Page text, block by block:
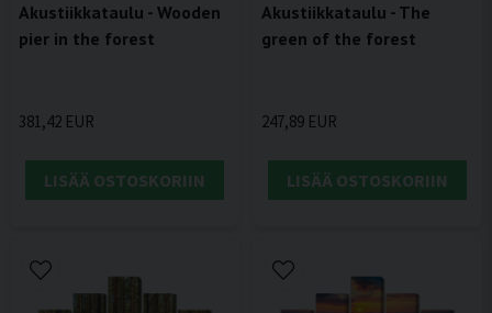
Akustiikkataulu - Wooden
pier in the forest
381,42 EUR
LISÄÄ OSTOSKORIIN
Akustiikkataulu - The
green of the forest
247,89 EUR
LISÄÄ OSTOSKORIIN